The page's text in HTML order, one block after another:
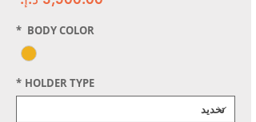
BODY COLOR
*
HOLDER TYPE
*